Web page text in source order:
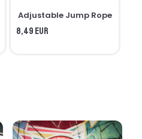
Adjustable Jump Rope
8,49 EUR